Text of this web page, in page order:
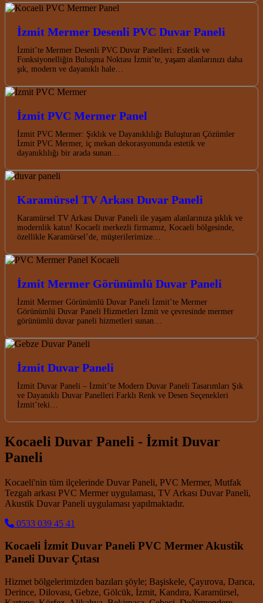
İzmit Mermer Desenli PVC Duvar Paneli
İzmit’te Mermer Desenli PVC Duvar Panelleri: Estetik ve
Fonksiyonelliğin Buluşma Noktası İzmit’te, yaşam alanlarınızı daha
şık, modern ve dayanıklı hale…
İzmit PVC Mermer Panel
İzmit PVC Mermer: Şıklık ve Dayanıklılığı Buluşturan Çözümler
İzmit PVC Mermer, iç mekan dekorasyonunda estetik ve
dayanıklılığı bir arada sunan…
Karamürsel TV Arkası Duvar Paneli
Karamürsel TV Arkası Duvar Paneli ile yaşam alanlarınıza şıklık ve
modernlik katın! Kocaeli merkezli firmamız, Kocaeli bölgesinde,
özellikle Karamürsel’de, müşterilerimize…
İzmit Mermer Görünümlü Duvar Paneli
İzmit Mermer Görünümlü Duvar Paneli İzmit’te Mermer
Görünümlü Duvar Paneli Hizmetleri İzmit ve çevresinde mermer
görünümlü duvar paneli hizmetleri sunan…
İzmit Duvar Paneli
İzmit Duvar Paneli – İzmit’te Modern Duvar Paneli Tasarımları Şık
ve Dayanıklı Duvar Panelleri Farklı Renk ve Desen Seçenekleri
İzmit’teki…
Kocaeli Duvar Paneli - İzmit Duvar
Paneli
Kocaeli'nin tüm ilçelerinde Duvar Paneli, PVC Mermer, Mutfak
Tezgah arkası PVC Mermer uygulaması, TV Arkası Duvar Paneli,
Akustik Duvar Paneli uygulaması yapılmaktadır.
0533 039 45 41
Kocaeli İzmit Duvar Paneli PVC Mermer Akustik
Paneli Duvar Çıtası
Hizmet bölgelerimizden bazıları şöyle; Başiskele, Çayırova, Darıca,
Derince, Dilovası, Gebze, Gölcük, İzmit, Kandıra, Karamürsel,